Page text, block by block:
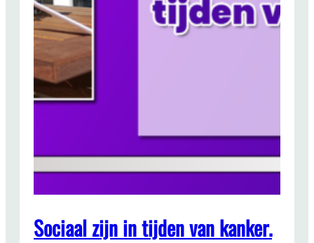
Sociaal zijn in tijden van kanker.